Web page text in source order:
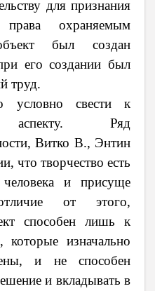
для признания
права охраняемым
был создан
его создании был
труд.
условно свести к
аспекту. Ряд
Витко В., Энтин
что творчество есть
человека и присуще
от этого,
способен лишь к
которые изначально
и не способен
и вкладывать в